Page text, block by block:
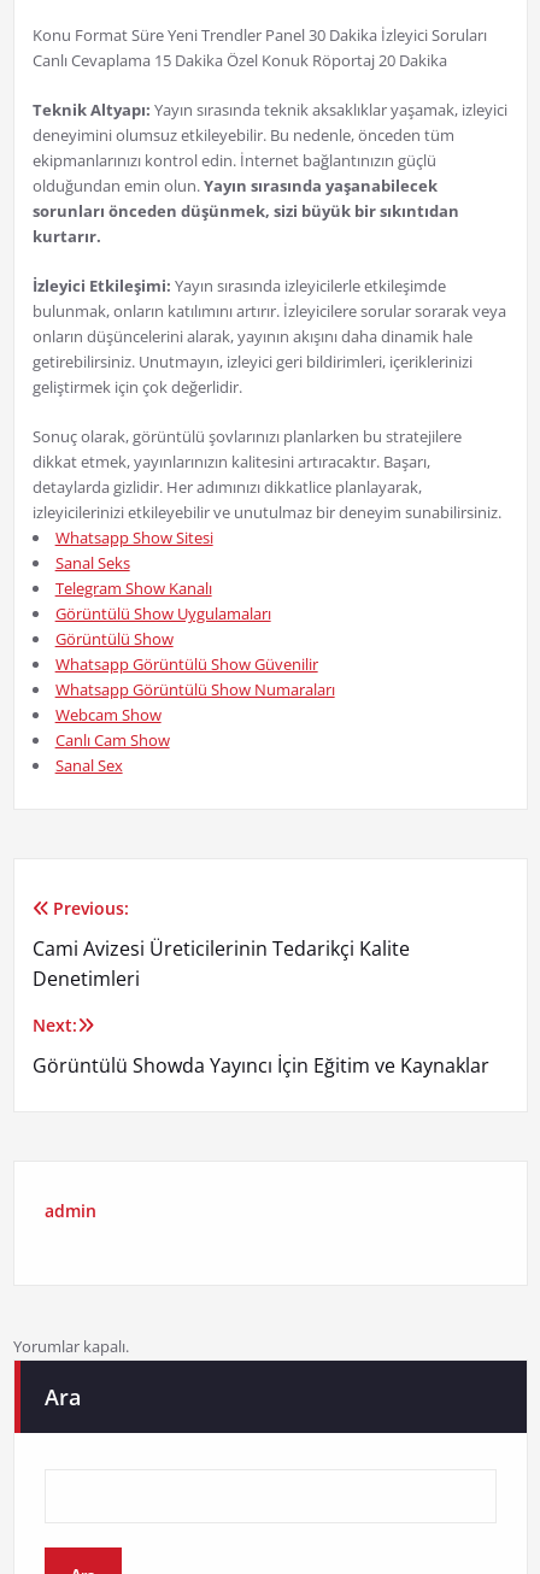
Konu Format Süre Yeni Trendler Panel 30 Dakika İzleyici Soruları
Canlı Cevaplama 15 Dakika Özel Konuk Röportaj 20 Dakika
Teknik Altyapı: Yayın sırasında teknik aksaklıklar yaşamak, izleyici
deneyimini olumsuz etkileyebilir. Bu nedenle, önceden tüm
ekipmanlarınızı kontrol edin. İnternet bağlantınızın güçlü
olduğundan emin olun.Yayın sırasında yaşanabilecek
sorunları önceden düşünmek, sizi büyük bir sıkıntıdan
kurtarır.
İzleyici Etkileşimi: Yayın sırasında izleyicilerle etkileşimde
bulunmak, onların katılımını artırır. İzleyicilere sorular sorarak veya
onların düşüncelerini alarak, yayının akışını daha dinamik hale
getirebilirsiniz. Unutmayın, izleyici geri bildirimleri, içeriklerinizi
geliştirmek için çok değerlidir.
Sonuç olarak, görüntülü şovlarınızı planlarken bu stratejilere
dikkat etmek, yayınlarınızın kalitesini artıracaktır. Başarı,
detaylarda gizlidir. Her adımınızı dikkatlice planlayarak,
izleyicilerinizi etkileyebilir ve unutulmaz bir deneyim sunabilirsiniz.
Whatsapp Show Sitesi
Sanal Seks
Telegram Show Kanalı
Görüntülü Show Uygulamaları
Görüntülü Show
Whatsapp Görüntülü Show Güvenilir
Whatsapp Görüntülü Show Numaraları
Webcam Show
Canlı Cam Show
Sanal Sex
Yazı
gezinmesi
Previous:
Cami Avizesi Üreticilerinin Tedarikçi Kalite
Denetimleri
Next:
Görüntülü Showda Yayıncı İçin Eğitim ve Kaynaklar
admin
Yorumlar kapalı.
Ara